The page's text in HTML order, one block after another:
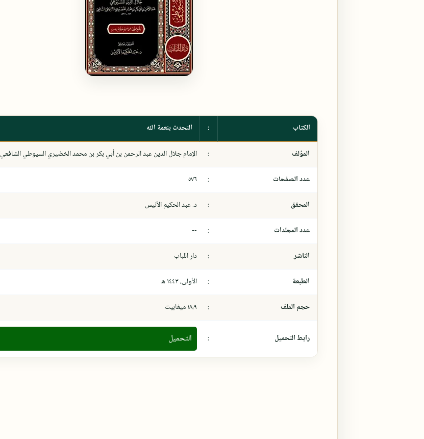
الكتاب : التحدث بنعمة الله
المؤلف : الإمام جلال الدين عبد الرحمن بن أبي بكر بن محمد الخضيري السيوطي الشافعي
عدد الصفحات : ٥٧٦
المحقق : د. عبد الحكيم الأنيس
عدد المجلدات :
--
الناشر : دار اللباب
الطبعة : الأولى، ١٤٤٣ ھ
حجم الملف : ١٨،٩ ميغابيت
رابط التحميل : التحميل